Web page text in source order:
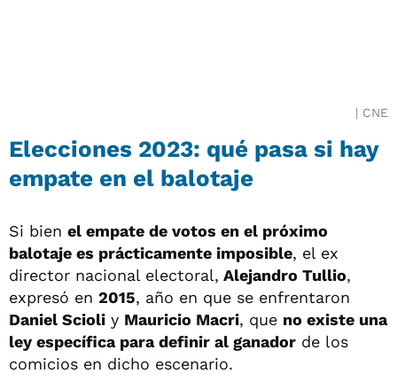
CNE
Elecciones 2023: qué pasa si hay
empate en el balotaje
Si bien el empate de votos en el próximo
balotaje es prácticamente imposible, el ex
director nacional electoral, Alejandro Tullio,
expresó en 2015, año en que se enfrentaron
Daniel Scioli y Mauricio Macri, que no existe una
ley específica para definir al ganador de los
comicios en dicho escenario.